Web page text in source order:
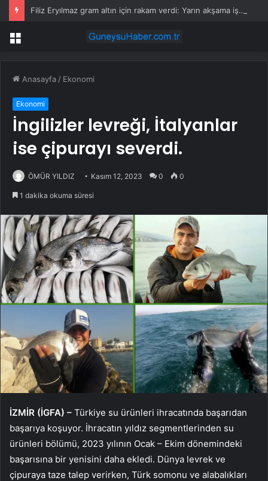
Filiz Eryılmaz gram altın için rakam verdi: Yarın akşama işaret etti
Menü
Anasayfa / Ekonomi
Ekonomi
İngilizler levreği, İtalyanlar
ise çipurayı severdi.
ÖMÜR YILDIZ Kasım 12, 2023 0 0
1 dakika okuma süresi
İZMİR (İGFA) – Türkiye su ürünleri ihracatında başarıdan
başarıya koşuyor. İhracatın yıldız segmentlerinden su
ürünleri bölümü, 2023 yılının Ocak – Ekim dönemindeki
başarısına bir yenisini daha ekledi. Dünya levrek ve
çipuraya taze talep verirken, Türk somonu ve alabalıkları